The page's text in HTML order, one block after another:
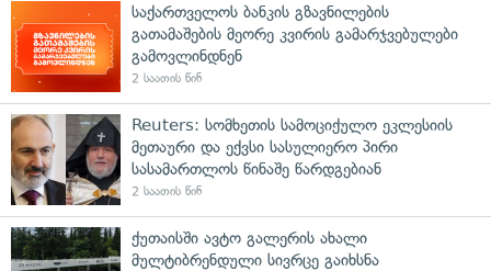
საქართველოს ბანკის გზავნილების
გათამაშების მეორე კვირის გამარჯვებულები
გამოვლინდნენ
2 საათის წინ
Reuters: სომხეთის სამოციქულო ეკლესიის
მეთაური და ექვსი სასულიერო პირი
სასამართლოს წინაშე წარდგებიან
2 საათის წინ
ქუთაისში ავტო გალერის ახალი
მულტიბრენდული სივრცე გაიხსნა